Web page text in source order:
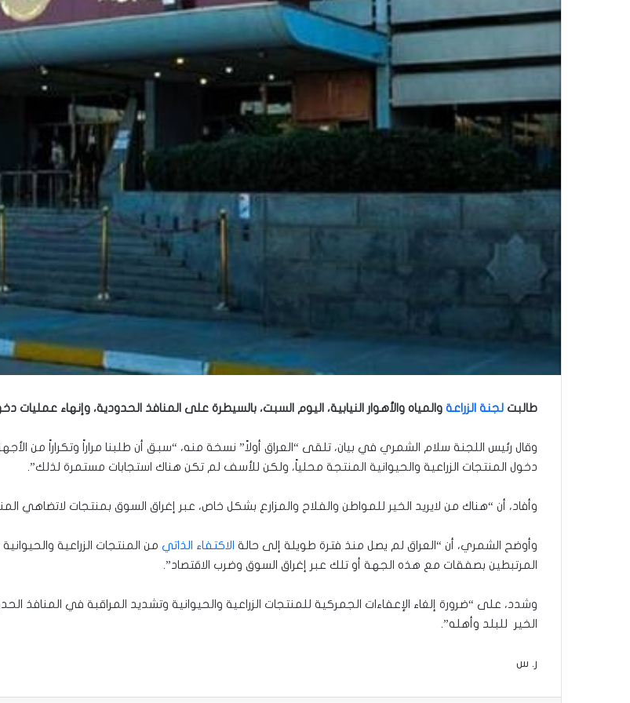
طالبت لجنة الزراعة والمياه والأهوار النيابية، اليوم السبت، بالسيطرة على المنافذ الحدودية، وإنهاء عمليات
وقال رئيس اللجنة سلام الشمري في بيان، تلقى “العراق أولاً” نسخة منه، “سبق أن طلبنا مراراً وتكراراً من
دخول المنتجات الزراعية والحيوانية المنتجة محلياً، ولكن للأسف لم تكن هناك استجابات مستمرة لذلك”.
وأفاد، أن “هناك من لايريد الخير للمواطن والفلاح والمزارع بشكل خاص، عبر إغراق السوق بمنتجات لاتضاهي
وأوضح الشمري، أن “العراق لم يصل منذ فترة طويلة إلى حالة الاكتفاء الذاتي من المنتجات الزراعية
المرتبطين بصفقات مع هذه الجهة أو تلك عبر إغراق السوق وضرب الاقتصاد”.
وشدد، على “ضرورة إلغاء الإعفاءات الجمركية للمنتجات الزراعية والحيوانية وتشديد المراقبة في المنافذ
الخير للبلد وأهله”.
ر. س